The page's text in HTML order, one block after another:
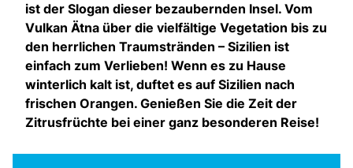
ist der Slogan dieser bezaubernden Insel. Vom
Vulkan Ätna über die vielfältige Vegetation bis zu
den herrlichen Traumstränden – Sizilien ist
einfach zum Verlieben! Wenn es zu Hause
winterlich kalt ist, duftet es auf Sizilien nach
frischen Orangen. Genießen Sie die Zeit der
Zitrusfrüchte bei einer ganz besonderen Reise!